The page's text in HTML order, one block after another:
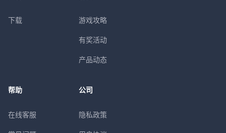
下载 游戏攻略
有奖活动
产品动态
帮助
在线客服
公司
隐私政策